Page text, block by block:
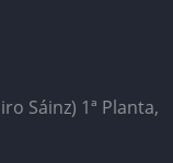
Sáinz) 1ª Planta,